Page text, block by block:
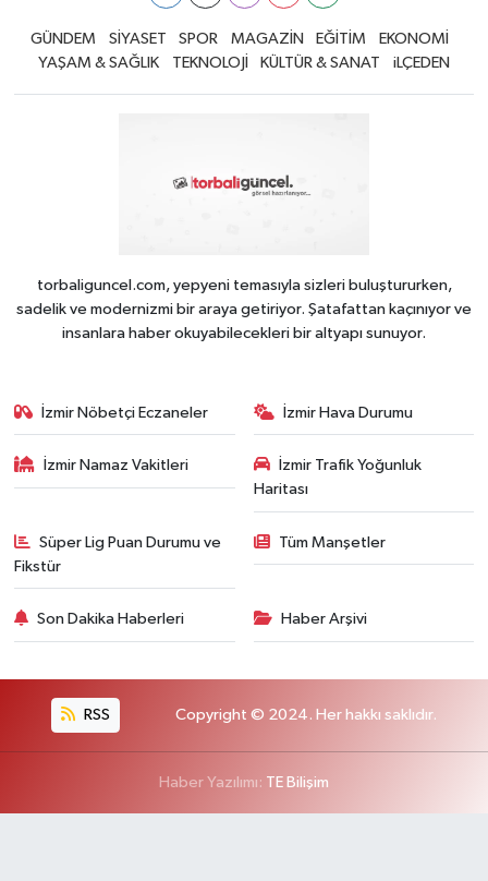
GÜNDEM SİYASET SPOR MAGAZİN EĞİTİM
EKONOMİ
YAŞAM & SAĞLIK
TEKNOLOJİ KÜLTÜR & SANAT iLÇEDEN
torbaliguncel.com, yepyeni temasıyla sizleri buluştururken,
sadelik ve modernizmi bir araya getiriyor. Şatafattan kaçınıyor ve
insanlara haber okuyabilecekleri bir altyapı sunuyor.
İzmir Nöbetçi Eczaneler İzmir Hava Durumu
İzmir Namaz Vakitleri
İzmir Trafik Yoğunluk
Haritası
Süper Lig Puan Durumu ve
Fikstür
Tüm Manşetler
Son Dakika Haberleri Haber Arşivi
RSS Copyright © 2024. Her hakkı saklıdır.
Haber Yazılımı: TE Bilişim